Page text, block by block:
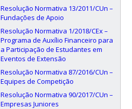
Resolução Normativa 13/2011/CUn –
Fundações de Apoio
Resolução Normativa 1/2018/CEx –
Programa de Auxílio Financeiro para
a Participação de Estudantes em
Eventos de Extensão
Resolução Normativa 87/2016/CUn –
Equipes de Competição
Resolução Normativa 90/2017/CUn –
Empresas Juniores